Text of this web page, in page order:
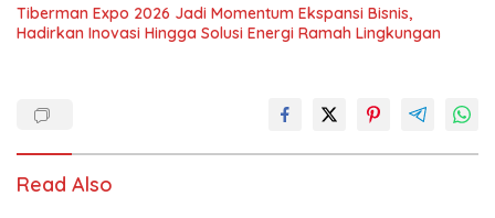
Tiberman Expo 2026 Jadi Momentum Ekspansi Bisnis,
Hadirkan Inovasi Hingga Solusi Energi Ramah Lingkungan
Read Also